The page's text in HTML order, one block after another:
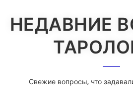
НЕДАВНИЕ
Свежие вопросы, что